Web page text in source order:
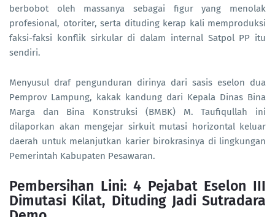
berbobot oleh massanya sebagai figur yang menolak
profesional, otoriter, serta dituding kerap kali memproduksi
faksi-faksi konflik sirkular di dalam internal Satpol PP itu
sendiri.
Menyusul draf pengunduran dirinya dari sasis eselon dua
Pemprov Lampung, kakak kandung dari Kepala Dinas Bina
Marga dan Bina Konstruksi (BMBK) M. Taufiqullah ini
dilaporkan akan mengejar sirkuit mutasi horizontal keluar
daerah untuk melanjutkan karier birokrasinya di lingkungan
Pemerintah Kabupaten Pesawaran.
Pembersihan Lini: 4 Pejabat Eselon III
Dimutasi Kilat, Dituding Jadi Sutradara